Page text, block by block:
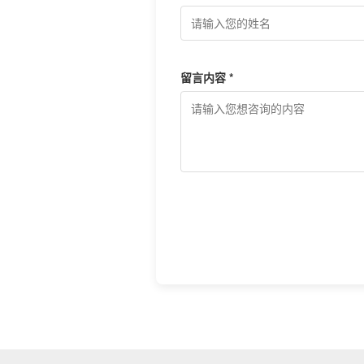
留言内容 *